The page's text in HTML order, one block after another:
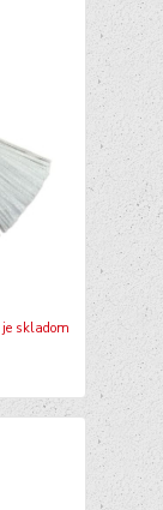
je skladom